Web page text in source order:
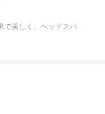
で美しく、ヘッドスパ